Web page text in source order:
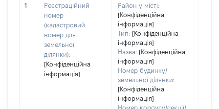
1
Реєстраційний
номер
(кадастровий
номер для
земельної
ділянки):
[Конфіденційна
інформація]
Район у місті:
[Конфіденційна
інформація]
Тип: [Конфіденційна
інформація]
Назва: [Конфіденційна
інформація]
Номер будинку/
земельної ділянки:
[Конфіденційна
інформація]
Номер корпусу/секції/